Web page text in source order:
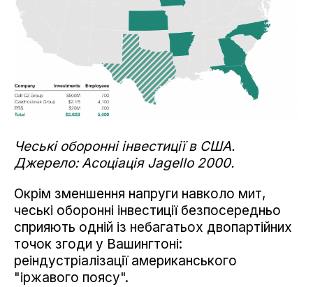
Чеські оборонні інвестиції в США.
Джерело: Асоціація Jagello 2000.
Окрім зменшення напруги навколо мит,
чеські оборонні інвестиції безпосередньо
сприяють одній із небагатьох двопартійних
точок згоди у Вашингтоні:
реіндустріалізації американського
"іржавого поясу".